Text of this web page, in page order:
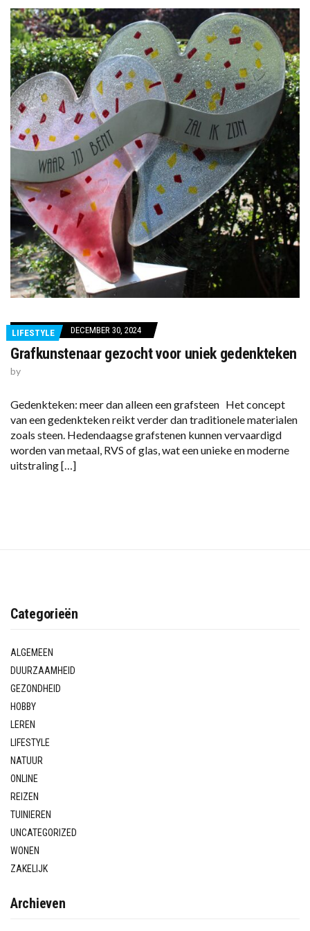
LIFESTYLE DECEMBER 30, 2024
Grafkunstenaar gezocht voor uniek gedenkteken
by
Gedenkteken: meer dan alleen een grafsteen Het concept
van een gedenkteken reikt verder dan traditionele materialen
zoals steen. Hedendaagse grafstenen kunnen vervaardigd
worden van metaal, RVS of glas, wat een unieke en moderne
uitstraling […]
Categorieën
ALGEMEEN
DUURZAAMHEID
GEZONDHEID
HOBBY
LEREN
LIFESTYLE
NATUUR
ONLINE
REIZEN
TUINIEREN
UNCATEGORIZED
WONEN
ZAKELIJK
Archieven